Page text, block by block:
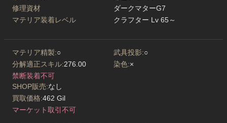
修理資材
ダークマターG7
マテリア装着レベル
クラフター Lv 65～
マテリア精製:○ 武具投影:○
分解適正スキル:276.00 染色:×
禁断装着不可
SHOP販売:なし
買取価格:462 Gil
マーケット取引不可